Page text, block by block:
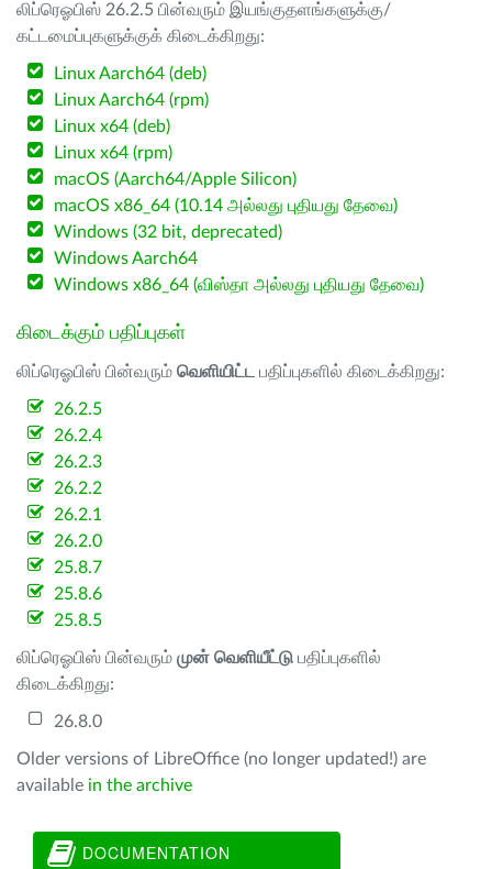
லிப்ரெஓபிஸ் 26.2.5 பின்வரும் இயங்குதளங்களுக்கு/
கட்டமைப்புகளுக்குக் கிடைக்கிறது:
Linux Aarch64 (deb)
Linux Aarch64 (rpm)
Linux x64 (deb)
Linux x64 (rpm)
macOS (Aarch64/Apple Silicon)
macOS x86_64 (10.14 அல்லது புதியது தேவை)
Windows (32 bit, deprecated)
Windows Aarch64
Windows x86_64 (விஸ்தா அல்லது புதியது தேவை)
கிடைக்கும் பதிப்புகள்
லிப்ரெஓபிஸ் பின்வரும் வெளியிட்ட பதிப்புகளில் கிடைக்கிறது:
26.2.5
26.2.4
26.2.3
26.2.2
26.2.1
26.2.0
25.8.7
25.8.6
25.8.5
லிப்ரெஓபிஸ் பின்வரும் முன் வெளியீட்டு பதிப்புகளில்
கிடைக்கிறது:
26.8.0
Older versions of LibreOffice (no longer updated!) are
available in the archive
DOCUMENTATION